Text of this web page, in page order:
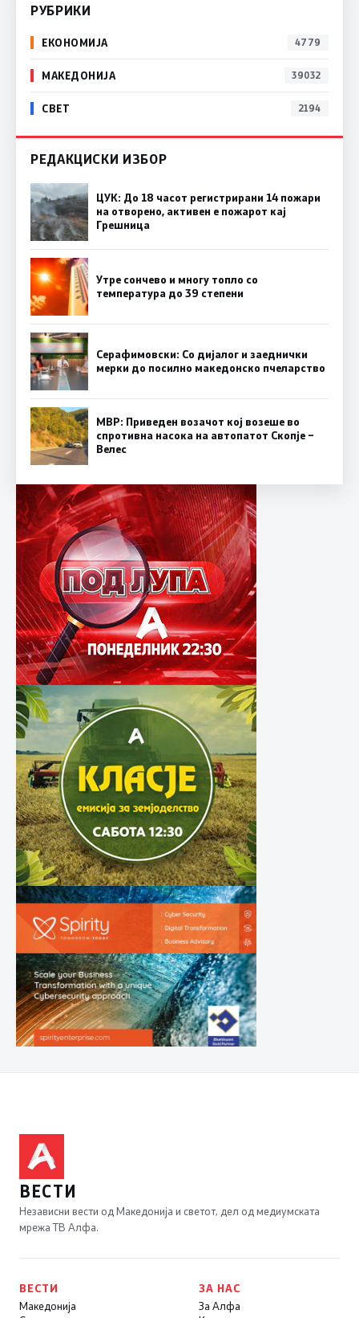
РУБРИКИ
ЕКОНОМИЈА 4779
МАКЕДОНИЈА 39032
СВЕТ 2194
РЕДАКЦИСКИ ИЗБОР
ЦУК: До 18 часот регистрирани 14 пожари
на отворено, активен е пожарот кај
Грешница
Утре сончево и многу топло со
температура до 39 степени
Серафимовски: Со дијалог и заеднички
мерки до посилно македонско пчеларство
МВР: Приведен возачот кој возеше во
спротивна насока на автопатот Скопје –
Велес
ВЕСТИ
Независни вести од Македонија и светот, дел од медиумската
мрежа ТВ Алфа.
ВЕСТИ
Македонија
ЗА НАС
За Алфа